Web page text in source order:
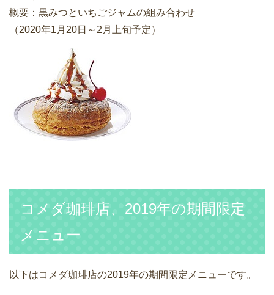
概要：黒みつといちごジャムの組み合わせ
（2020年1月20日～2月上旬予定）
コメダ珈琲店、2019年の期間限定
メニュー
以下はコメダ珈琲店の2019年の期間限定メニューです。